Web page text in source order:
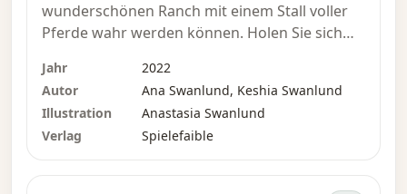
wunderschönen Ranch mit einem Stall voller
Pferde wahr werden können. Holen Sie sich
Sie aus einer Vielzahl echter Pferde auswählen,
hochqualifizierte Mitarbeiter einstellen und Ihr
Anwesen erweitern, indem Sie einige der
schönsten Grundstücke im Westen für sich
Jahr
2022
Autor
Ana Swanlund, Keshia Swanlund
Illustration
Anastasia Swanlund
Verlag
Spielefaible